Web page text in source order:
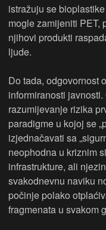
istražuju se
mogle zamijeniti PET,
njihovi produkti
ljude.
Do tada, odgovornost
informiranosti
razumijevanje rizika
paradigme u kojoj se
izjednačavati sa
neophodna u kriznim
infrastrukture, ali
svakodnevnu naviku
počinje polako
fragmenata u svakom